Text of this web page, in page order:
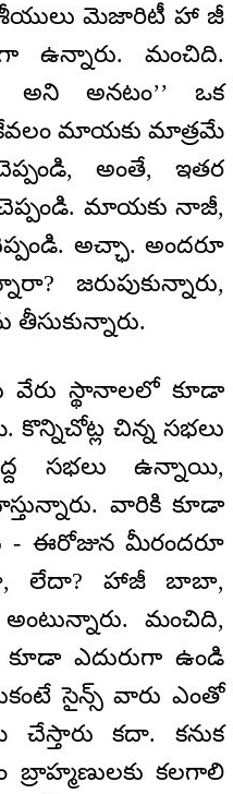
మెజారిటీ హా జీ
మంచిది.
అని అనటం’’ ఒక
మాయకు మాత్రమే
అంతే, ఇతర
మాయకు నాజీ,
అచ్ఛా. అందరూ
జరుపుకున్నారు,
తీసుకున్నారు.
స్థానాలలో కూడా
చిన్న సభలు
సభలు ఉన్నాయి,
వారికి కూడా
- ఈరోజున మీరందరూ
లేదా? హాజీ బాబా,
మంచిది,
కూడా ఎదురుగా ఉండి
సైన్స్ వారు ఎంతో
చేస్తారు కదా. కనుక
బ్రాహ్మణులకు కలగాలి